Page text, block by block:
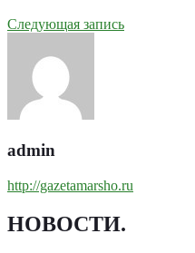
Следующая запись
admin
http://gazetamarsho.ru
НОВОСТИ.